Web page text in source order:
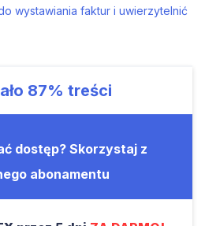
wystawiania faktur i uwierzytelnić
87% treści
dostęp? Skorzystaj z
abonamentu